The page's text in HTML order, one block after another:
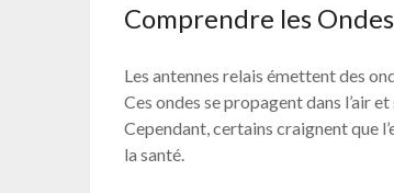
Comprendre les
Les antennes relais émettent des
Ces ondes se propagent dans l’air
Cependant, certains craignent que
la santé.